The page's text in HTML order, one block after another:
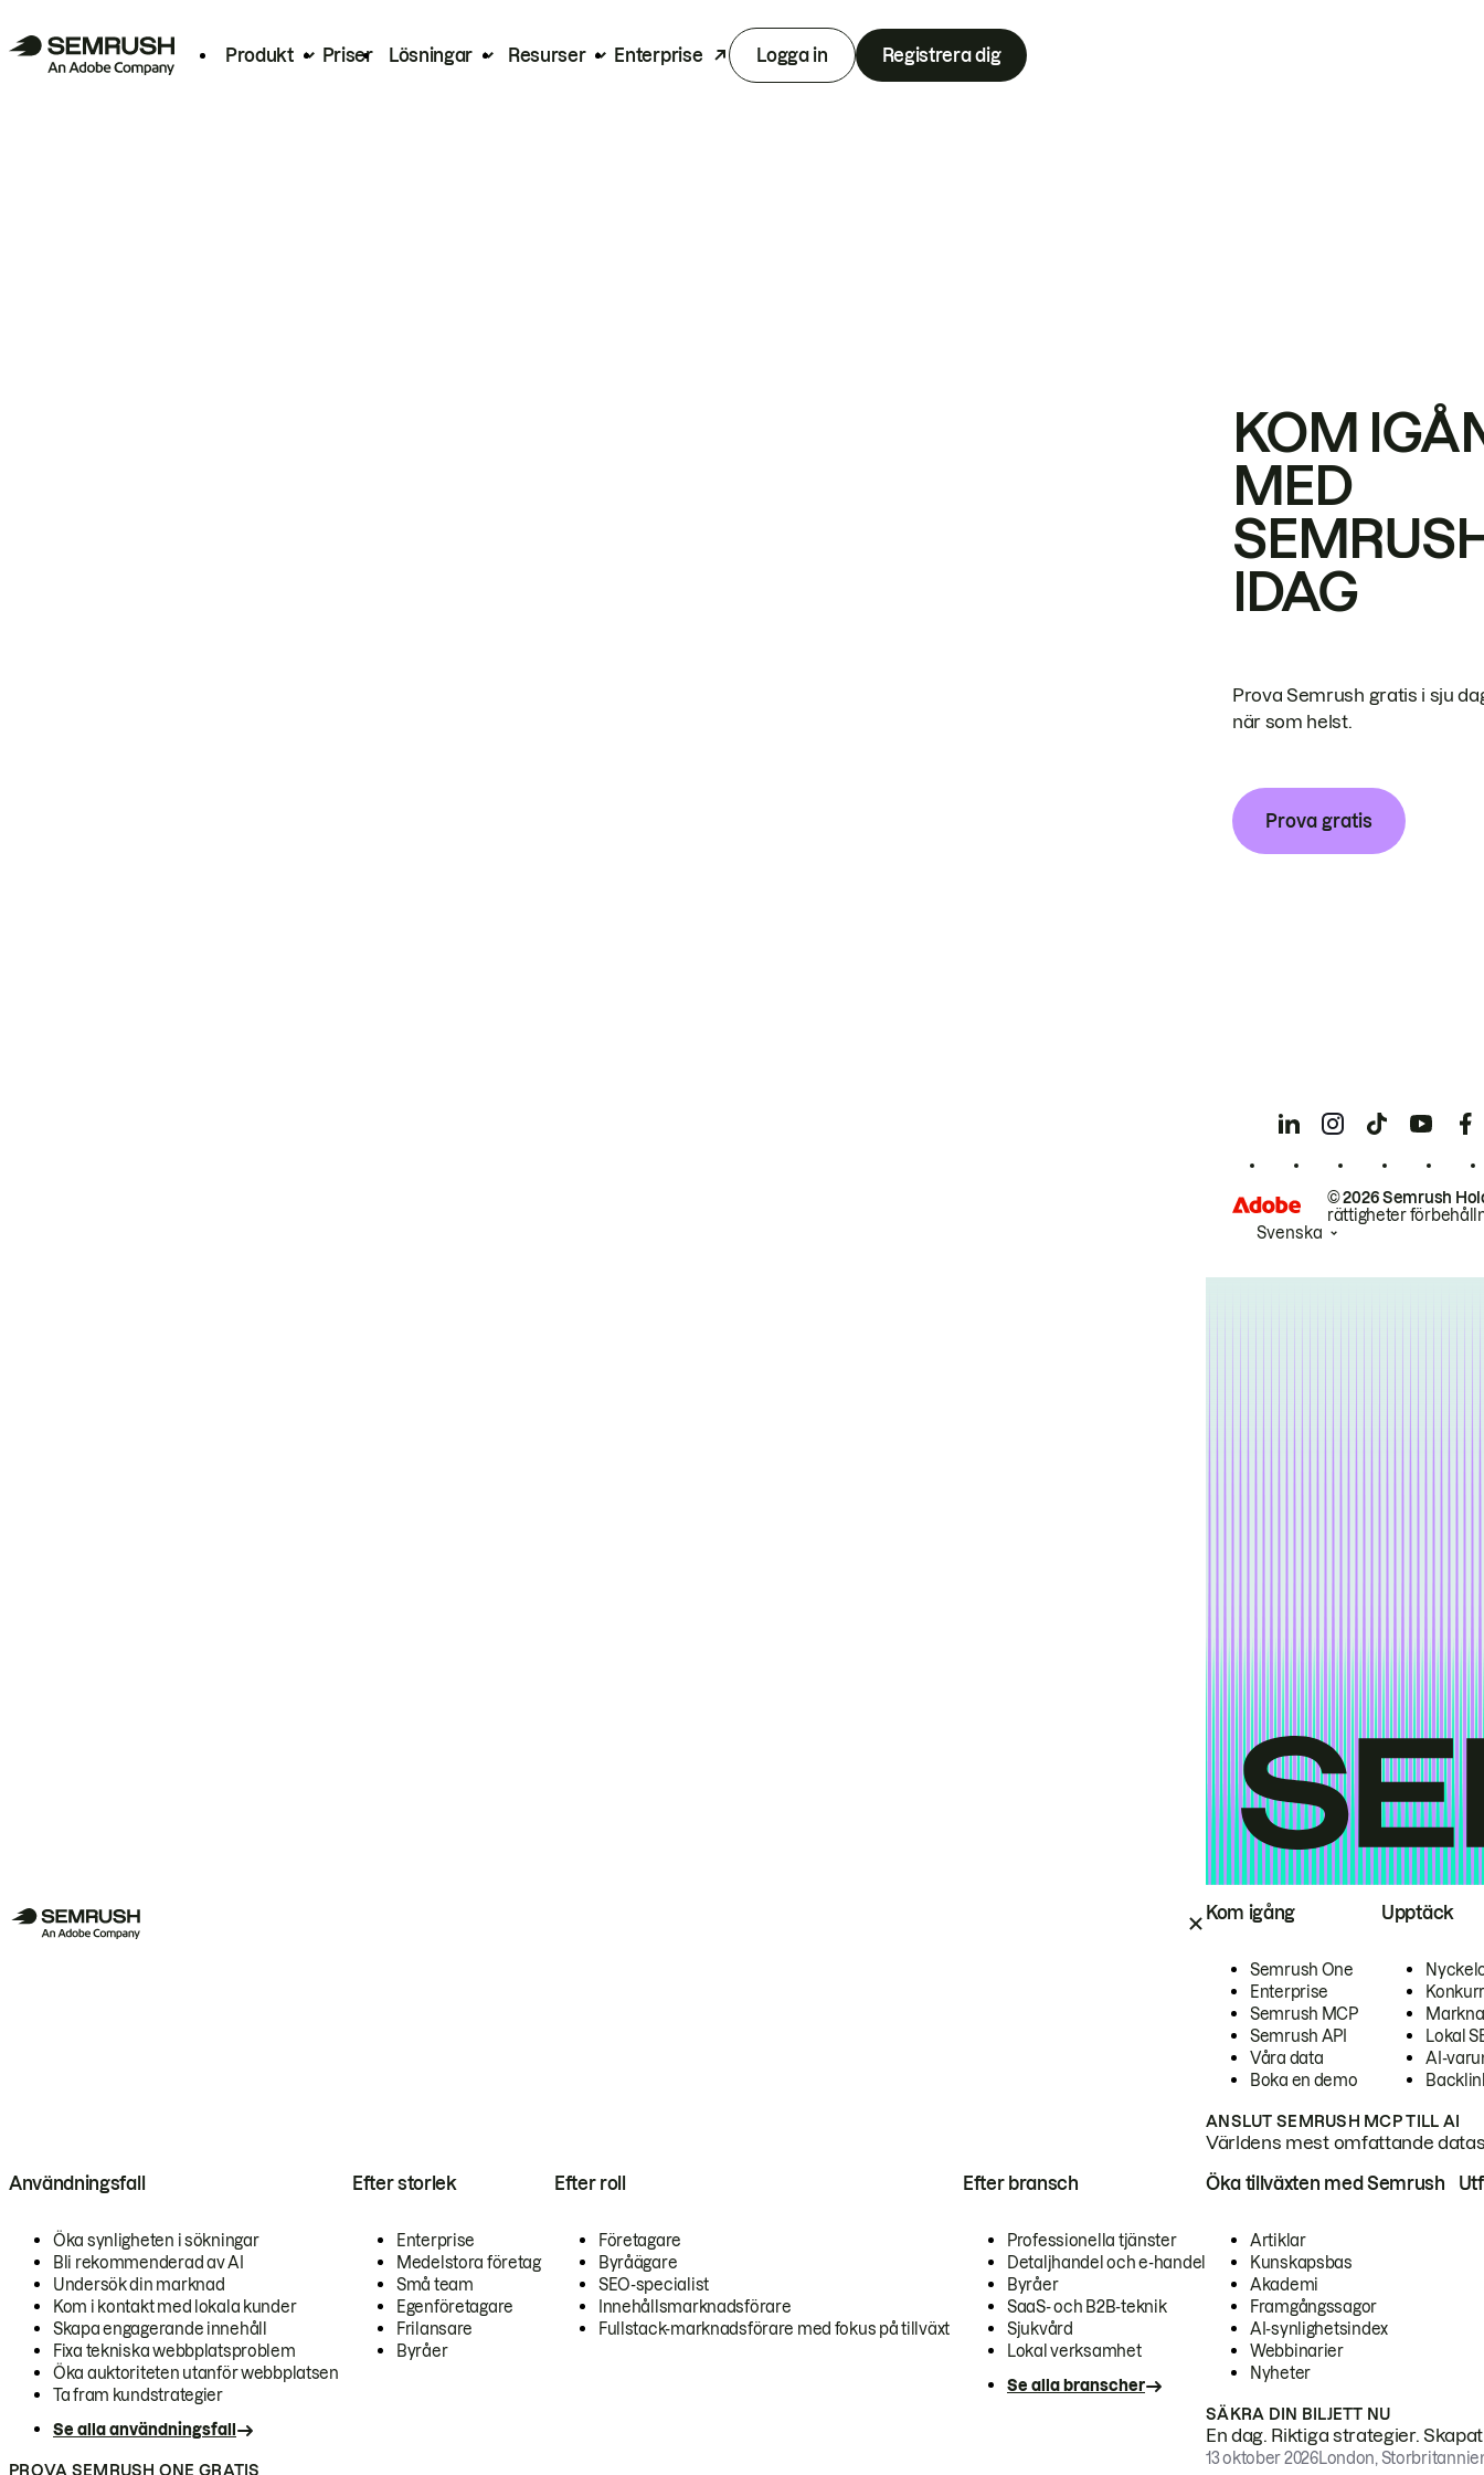
Produkt Priser Lösningar Resurser Enterprise Logga in Registrera dig
Kom igång
Semrush One
Enterprise
Semrush MCP
Semrush API
Våra data
Boka en demo
Upptäck
Lokal
AI-
ANSLUT SEMRUSH MCP TILL AI
Världens mest omfattande
Användningsfall
Öka synligheten i sökningar
Bli rekommenderad av AI
Undersök din marknad
Kom i kontakt med lokala kunder
Skapa engagerande innehåll
Fixa tekniska webbplatsproblem
Öka auktoriteten utanför webbplatsen
Ta fram kundstrategier
Se alla användningsfall
Efter storlek
Enterprise
Medelstora företag
Små team
Egenföretagare
Frilansare
Byråer
Efter roll
Företagare
Byråägare
SEO-specialist
Innehållsmarknadsförare
Fullstack-marknadsförare med fokus på tillväxt
Efter bransch
Professionella tjänster
Detaljhandel och e-handel
Byråer
SaaS- och B2B-teknik
Sjukvård
Lokal verksamhet
Se alla branscher
PROVA SEMRUSH ONE GRATIS
Öka tillväxten med Semrush
Artiklar
Kunskapsbas
Akademi
Framgångssagor
AI-synlighetsindex
Webbinarier
Nyheter
SÄKRA DIN BILJETT NU
En dag. Riktiga strategier.
13 oktober 2026London,
KOM
MED
IDAG
Prova Semrush gratis i sju
när som helst.
Prova gratis
© 2026 Semrush
rättigheter
Svenska